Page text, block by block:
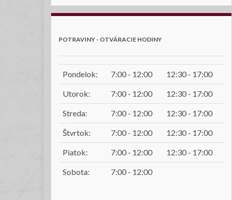
POTRAVINY - OTVÁRACIE HODINY
Pondelok: 7:00 - 12:00 12:30 - 17:00
Utorok: 7:00 - 12:00 12:30 - 17:00
Streda: 7:00 - 12:00 12:30 - 17:00
Štvrtok: 7:00 - 12:00 12:30 - 17:00
Piatok: 7:00 - 12:00 12:30 - 17:00
Sobota: 7:00 - 12:00